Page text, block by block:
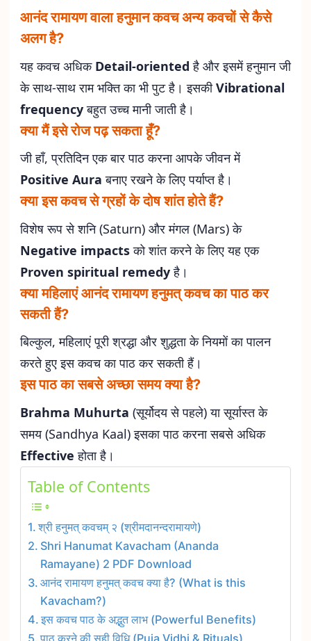
आनंद रामायण वाला हनुमान कवच अन्य कवचों से कैसे
अलग है?
यह कवच अधिक Detail-oriented है और इसमें हनुमान जी
के साथ-साथ राम भक्ति का भी पुट है। इसकीVibrational
frequencyबहुत उच्च मानी जाती है।
क्या मैं इसे रोज पढ़ सकता हूँ?
जी हाँ, प्रतिदिन एक बार पाठ करना आपके जीवन में
Positive Aura बनाए रखने के लिए पर्याप्त है।
क्या इस कवच से ग्रहों के दोष शांत होते हैं?
विशेष रूप से शनि (Saturn) और मंगल (Mars) के
Negative impactsको शांत करने के लिए यह एक
Proven spiritual remedyहै।
क्या महिलाएं आनंद रामायण हनुमत् कवच का पाठ कर
सकती हैं?
बिल्कुल, महिलाएं पूरी श्रद्धा और शुद्धता के नियमों का पालन
करते हुए इस कवच का पाठ कर सकती हैं।
इस पाठ का सबसे अच्छा समय क्या है?
Brahma Muhurta (सूर्योदय से पहले) या सूर्यास्त के
समय (Sandhya Kaal) इसका पाठ करना सबसे अधिक
Effective होता है।
Table of Contents
श्री हनुमत् कवचम् २ (श्रीमदानन्दरामायणे)
Shri Hanumat Kavacham (Ananda
Ramayane) 2 PDF Download
आनंद रामायण हनुमत् कवच क्या है? (What is this
Kavacham?)
इस कवच पाठ के अद्भुत लाभ (Powerful Benefits)